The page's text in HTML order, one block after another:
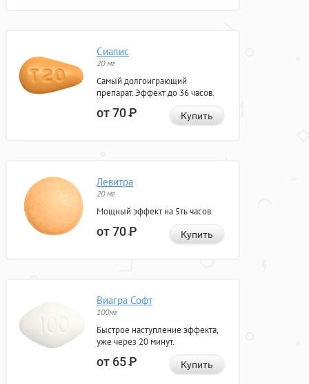
Сиалис
20 мг
Самый долгоиграющий
препарат. Эффект до 36 часов.
от 70Р Купить
Левитра
20 мг
Мощный эффект на 5ть часов.
от 70Р Купить
Виагра Софт
100мг
Быстрое наступление эффекта,
уже через 20 минут.
от 65Р Купить